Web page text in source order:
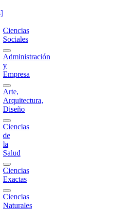
Ciencias
Sociales
Administración
y
Empresa
Arte,
Arquitectura,
Diseño
Ciencias
de
la
Salud
Ciencias
Exactas
Ciencias
Naturales